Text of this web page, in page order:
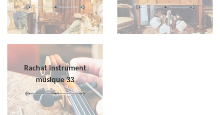
Rachat instrument
musique 33